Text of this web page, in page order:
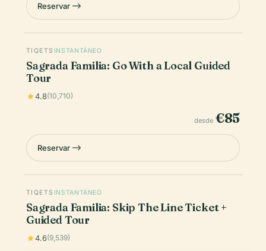
Reservar
TIQETS INSTANTÁNEO
Sagrada Familia: Go With a Local Guided
Tour
4.8(10,710)
desde €85
Reservar
TIQETS INSTANTÁNEO
Sagrada Familia: Skip The Line Ticket +
Guided Tour
4.6(9,539)